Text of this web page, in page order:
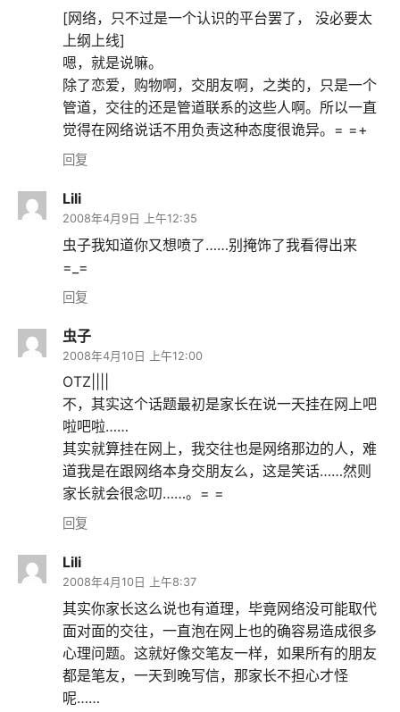
[网络，只不过是一个认识的平台罢了， 没必要太
上纲上线]
嗯，就是说嘛。
除了恋爱，购物啊，交朋友啊，之类的，只是一个
管道，交往的还是管道联系的这些人啊。所以一直
觉得在网络说话不用负责这种态度很诡异。= =+
回复
Lili
2008年4月9日 上午12:35
虫子我知道你又想喷了……别掩饰了我看得出来
=_=
回复
虫子
2008年4月10日 上午12:00
OTZ||||
不，其实这个话题最初是家长在说一天挂在网上吧
啦吧啦……
其实就算挂在网上，我交往也是网络那边的人，难
道我是在跟网络本身交朋友么，这是笑话……然则
家长就会很念叨……。= =
回复
Lili
2008年4月10日 上午8:37
其实你家长这么说也有道理，毕竟网络没可能取代
面对面的交往，一直泡在网上也的确容易造成很多
心理问题。这就好像交笔友一样，如果所有的朋友
都是笔友，一天到晚写信，那家长不担心才怪
呢……